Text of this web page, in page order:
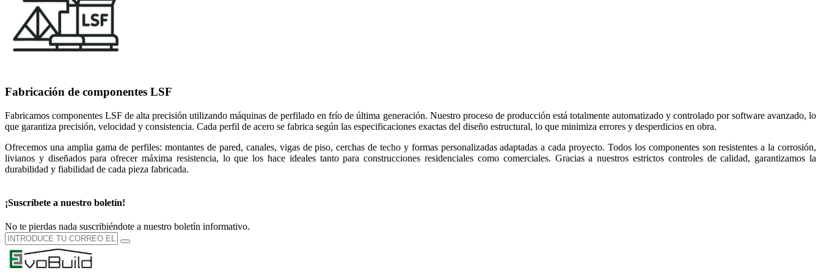
Fabricación de componentes LSF
Fabricamos componentes LSF de alta precisión utilizando máquinas de perfilado en frío de última generación. Nuestro proceso de producción está totalmente automatizado y controlado por software avanzado, lo
que garantiza precisión, velocidad y consistencia. Cada perfil de acero se fabrica según las especificaciones exactas del diseño estructural, lo que minimiza errores y desperdicios en obra.
Ofrecemos una amplia gama de perfiles: montantes de pared, canales, vigas de piso, cerchas de techo y formas personalizadas adaptadas a cada proyecto. Todos los componentes son resistentes a la corrosión,
livianos y diseñados para ofrecer máxima resistencia, lo que los hace ideales tanto para construcciones residenciales como comerciales. Gracias a nuestros estrictos controles de calidad, garantizamos la
durabilidad y fiabilidad de cada pieza fabricada.
¡Suscríbete a nuestro boletín!
No te pierdas nada suscribiéndote a nuestro boletín informativo.